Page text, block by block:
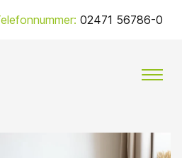
02471 56786-0
MENÜ